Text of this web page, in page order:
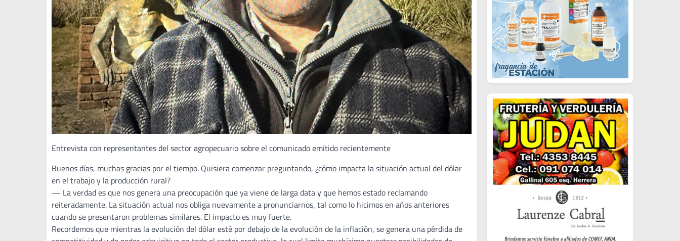
Entrevista con representantes del sector agropecuario sobre el comunicado emitido recientemente
Buenos días, muchas gracias por el tiempo. Quisiera comenzar preguntando, ¿cómo impacta la situación actual del dólar
en el trabajo y la producción rural?
— La verdad es que nos genera una preocupación que ya viene de larga data y que hemos estado reclamando
reiteradamente. La situación actual nos obliga nuevamente a pronunciarnos, tal como lo hicimos en años anteriores
cuando se presentaron problemas similares. El impacto es muy fuerte.
Recordemos que mientras la evolución del dólar esté por debajo de la evolución de la inflación, se genera una pérdida de